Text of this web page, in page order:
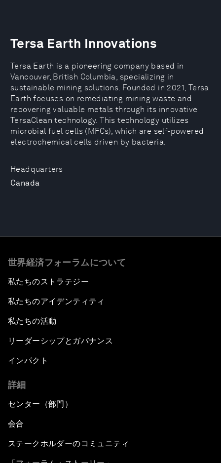
Headquarters
Canada
Tersa Earth Innovations
Tersa Earth is a pioneering company based in
Vancouver, British Columbia, specializing in
sustainable mining solutions. Founded in 2021, Tersa
Earth focuses on remediating mining waste and
recovering valuable metals through its innovative
TersaClean technology. This technology utilizes
microbial fuel cells (MFCs), which are self-powered
electrochemical cells driven by bacteria.
世界経済フォーラムについて
私たちのストラテジー
私たちのアイデンティティ
私たちの活動
リーダーシップとガバナンス
インパクト
詳細
センター（部門）
会合
ステークホルダーのコミュニティ